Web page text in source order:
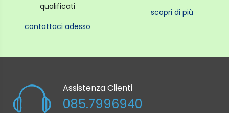
qualificati
contattaci adesso
scopri di più
Assistenza Clienti
085.7996940